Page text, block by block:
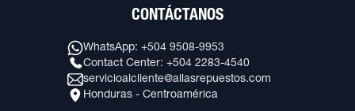
CONTÁCTANOS
WhatsApp: +504 9508-9953
Contact Center: +504 2283-4540
servicioalcliente@allasrepuestos.com
Honduras - Centroamérica